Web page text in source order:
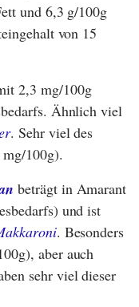
und 6,3 g/100g
von 15
2,3 mg/100g
Ähnlich viel
. Sehr viel des
100g).
beträgt in Amarant
und ist
. Besonders
aber auch
sehr viel dieser